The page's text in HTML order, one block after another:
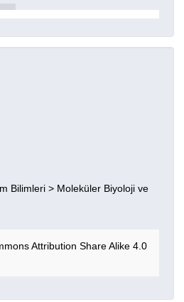
Bilimleri > Moleküler Biyoloji ve
Attribution Share Alike 4.0